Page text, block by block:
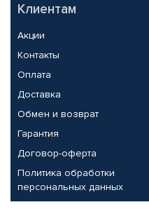
Клиентам
Акции
Контакты
Оплата
Доставка
Обмен и возврат
Гарантия
Договор-оферта
Политика обработки
персональных данных